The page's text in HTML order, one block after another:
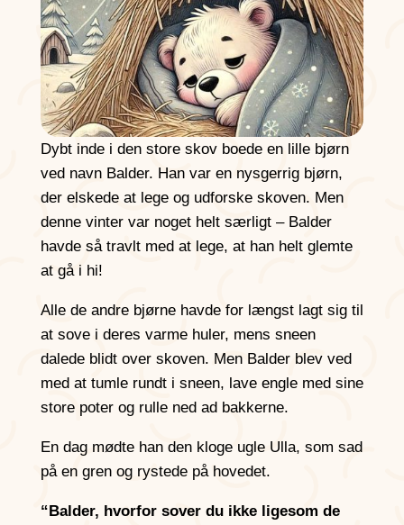
Dybt inde i den store skov boede en lille bjørn
ved navn Balder. Han var en nysgerrig bjørn,
der elskede at lege og udforske skoven. Men
denne vinter var noget helt særligt – Balder
havde så travlt med at lege, at han helt glemte
at gå i hi!
Alle de andre bjørne havde for længst lagt sig til
at sove i deres varme huler, mens sneen
dalede blidt over skoven. Men Balder blev ved
med at tumle rundt i sneen, lave engle med sine
store poter og rulle ned ad bakkerne.
En dag mødte han den kloge ugle Ulla, som sad
på en gren og rystede på hovedet.
“Balder, hvorfor sover du ikke ligesom de